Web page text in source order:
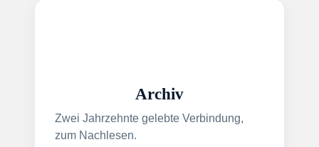
Archiv
Zwei Jahrzehnte gelebte Verbindung,
zum Nachlesen.